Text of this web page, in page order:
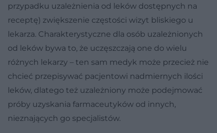
przypadku uzależnienia od leków dostępnych na
receptę) zwiększenie częstości wizyt bliskiego u
lekarza. Charakterystyczne dla osób uzależnionych
od leków bywa to, że uczęszczają one do wielu
różnych lekarzy – ten sam medyk może przecież nie
chcieć przepisywać pacjentowi nadmiernych ilości
leków, dlatego też uzależniony może podejmować
próby uzyskania farmaceutyków od innych,
nieznających go specjalistów.